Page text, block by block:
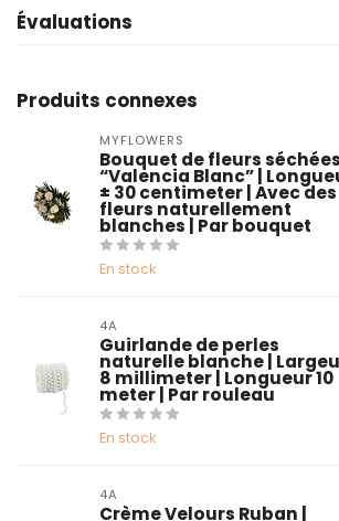
Évaluations
Produits connexes
MYFLOWERS
Bouquet de fleurs séchées
“Valencia Blanc” |
± 30 centimeter | Avec des
fleurs naturellement
blanches | Par bouquet
En stock
4A
Guirlande de perles
naturelle blanche |
8 millimeter | Longueur 10
meter | Par rouleau
En stock
4A
Crème Velours Ruban |